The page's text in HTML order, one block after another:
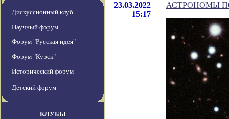
Дискуссионный клуб
Научный форум
Форум "Русская идея"
Форум "Курск"
Исторический форум
Детский форум
КЛУБЫ
23.03.2022
15:17
АСТРОНОМЫ